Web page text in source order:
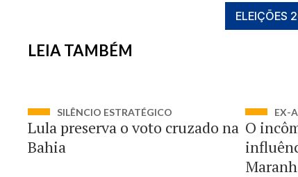
ELEIÇÕES
LEIA TAMBÉM
SILÊNCIO ESTRATÉGICO
Lula preserva o voto cruzado na
Bahia
EX-
O